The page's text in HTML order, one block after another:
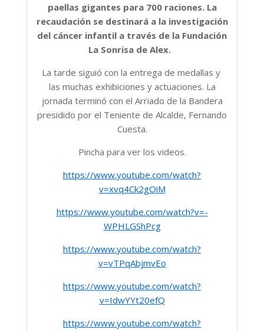
paellas gigantes para 700 raciones. La
recaudación se destinará a la investigación
del cáncer infantil a través de la Fundación
La Sonrisa de Alex.
La tarde siguió con la entrega de medallas y
las muchas exhibiciones y actuaciones. La
jornada terminó con el Arriado de la Bandera
presidido por el Teniente de Alcalde, Fernando
Cuesta.
Pincha para ver los videos.
https://www.youtube.com/watch?
v=xvq4Ck2gOiM
https://www.youtube.com/watch?v=-
WPHLGShPcg
https://www.youtube.com/watch?
v=vTPqAbjmvEo
https://www.youtube.com/watch?
v=IdwYYt20efQ
https://www.youtube.com/watch?